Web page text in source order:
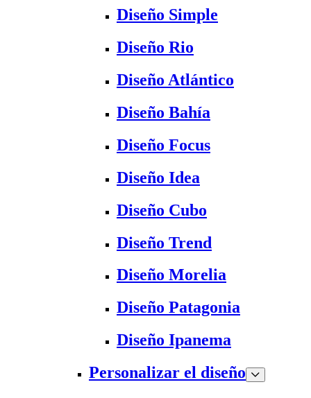
Diseño Simple
Diseño Rio
Diseño Atlántico
Diseño Bahía
Diseño Focus
Diseño Idea
Diseño Cubo
Diseño Trend
Diseño Morelia
Diseño Patagonia
Diseño Ipanema
Personalizar el diseño